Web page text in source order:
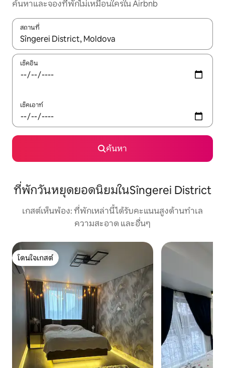
ค้นหาและจองที่พักไม่เหมือนใครใน Airbnb
สถานที่
ใช้ลูกศรขึ้นลง หรือใช้การสัมผัสหรือปัด เพื่อสำรวจผลการค้นหา
เช็คอิน
เช็คเอาท์
ค้นหา
ที่พักวันหยุดยอดนิยมในSîngerei District
เกสต์เห็นพ้อง: ที่พักเหล่านี้ได้รับคะแนนสูงด้านทำเล
ความสะอาด และอื่นๆ
โดนใจเกสต์
โดนใจเกสต์